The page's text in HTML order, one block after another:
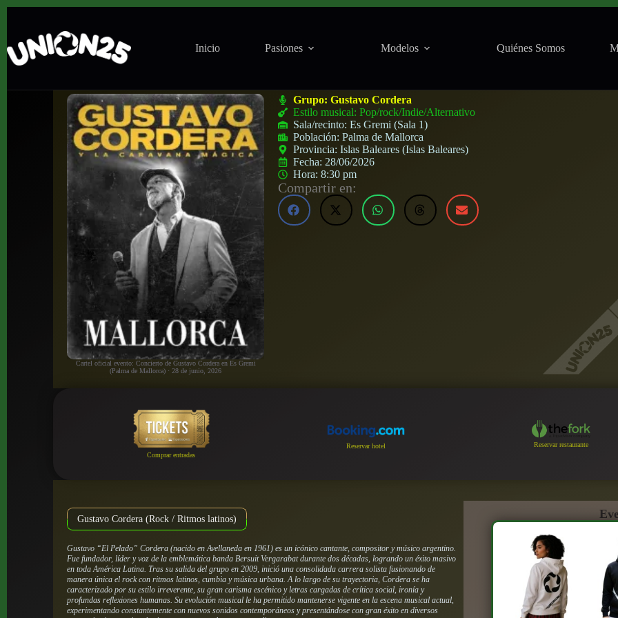
Inicio Pasiones Modelos Quiénes Somos
Cartel oficial evento: Concierto de Gustavo Cordera en Es Gremi
(Palma de Mallorca) · 28 de junio, 2026
Grupo:Gustavo Cordera
Estilo musical: Pop/rock/Indie/Alternativo
Sala/recinto:Es Gremi (Sala 1)
Población:Palma de Mallorca
Provincia:Islas Baleares (Islas Baleares)
Fecha: 28/06/2026
Hora:8:30 pm
Compartir en:
Comprar entradas
Reservar hotel Reservar restaurante
Gustavo Cordera (Rock / Ritmos latinos)
Gustavo “El Pelado” Cordera (nacido en Avellaneda en 1961) es un icónico cantante, compositor y músico argentino.
Fue fundador, líder y voz de la emblemática banda Bersuit Vergarabat durante dos décadas, logrando un éxito masivo
en toda América Latina. Tras su salida del grupo en 2009, inició una consolidada carrera solista fusionando de
manera única el rock con ritmos latinos, cumbia y música urbana. A lo largo de su trayectoria, Cordera se ha
caracterizado por su estilo irreverente, su gran carisma escénico y letras cargadas de crítica social, ironía y
profundas reflexiones humanas. Su evolución musical le ha permitido mantenerse vigente en la escena musical actual,
experimentando constantemente con nuevos sonidos contemporáneos y presentándose con gran éxito en diversos